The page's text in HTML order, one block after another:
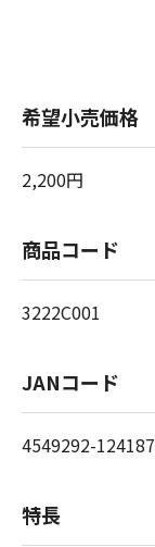
希望小売価格
2,200円
商品コード
3222C001
JANコード
4549292-124187
特長